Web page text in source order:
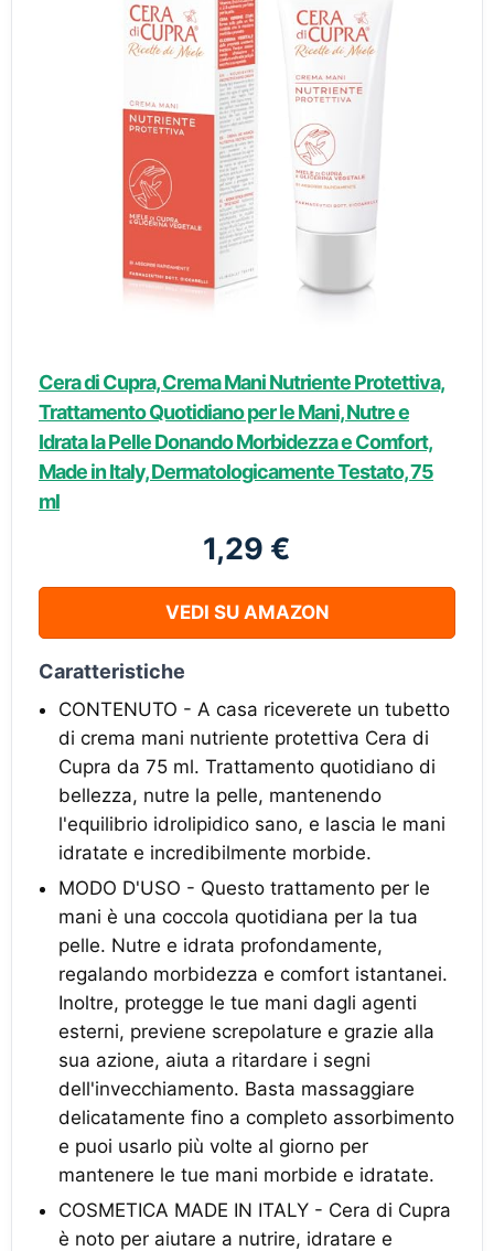
Cera di Cupra, Crema Mani Nutriente Protettiva,
Trattamento Quotidiano per le Mani, Nutre e
Idrata la Pelle Donando Morbidezza e Comfort,
Made in Italy, Dermatologicamente Testato, 75
ml
1,29 €
VEDI SU AMAZON
Caratteristiche
CONTENUTO - A casa riceverete un tubetto
di crema mani nutriente protettiva Cera di
Cupra da 75 ml. Trattamento quotidiano di
bellezza, nutre la pelle, mantenendo
l'equilibrio idrolipidico sano, e lascia le mani
idratate e incredibilmente morbide.
MODO D'USO - Questo trattamento per le
mani è una coccola quotidiana per la tua
pelle. Nutre e idrata profondamente,
regalando morbidezza e comfort istantanei.
Inoltre, protegge le tue mani dagli agenti
esterni, previene screpolature e grazie alla
sua azione, aiuta a ritardare i segni
dell'invecchiamento. Basta massaggiare
delicatamente fino a completo assorbimento
e puoi usarlo più volte al giorno per
mantenere le tue mani morbide e idratate.
COSMETICA MADE IN ITALY - Cera di Cupra
è noto per aiutare a nutrire, idratare e